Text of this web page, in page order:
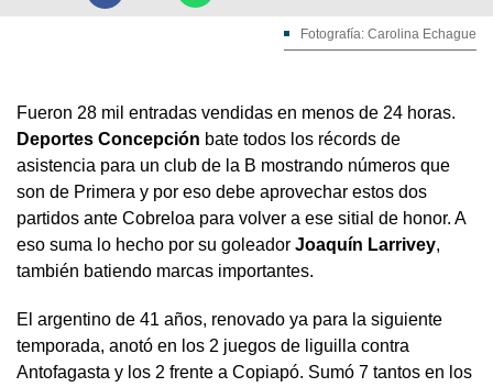
Fotografía: Carolina Echague
Fueron 28 mil entradas vendidas en menos de 24 horas.
Deportes Concepción bate todos los récords de
asistencia para un club de la B mostrando números que
son de Primera y por eso debe aprovechar estos dos
partidos ante Cobreloa para volver a ese sitial de honor. A
eso suma lo hecho por su goleador Joaquín Larrivey,
también batiendo marcas importantes.
El argentino de 41 años, renovado ya para la siguiente
temporada, anotó en los 2 juegos de liguilla contra
Antofagasta y los 2 frente a Copiapó. Sumó 7 tantos en los